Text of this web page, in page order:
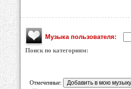
Музыка пользователя:
Поиск по категориям:
Отмеченные: